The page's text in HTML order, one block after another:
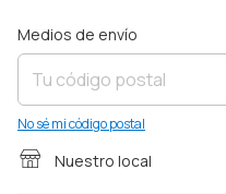
Entregas para el CP:
Medios de envío
No sé mi código postal
Nuestro local